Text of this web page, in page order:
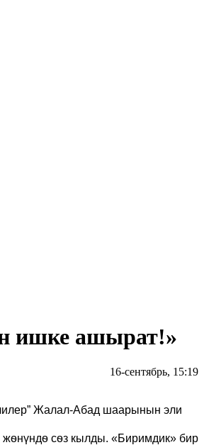
ишке ашырат!»
16-сентябрь, 15:19
Жалал-Абад шаарынын эли
сѳз кылды. «Биримдик» бир